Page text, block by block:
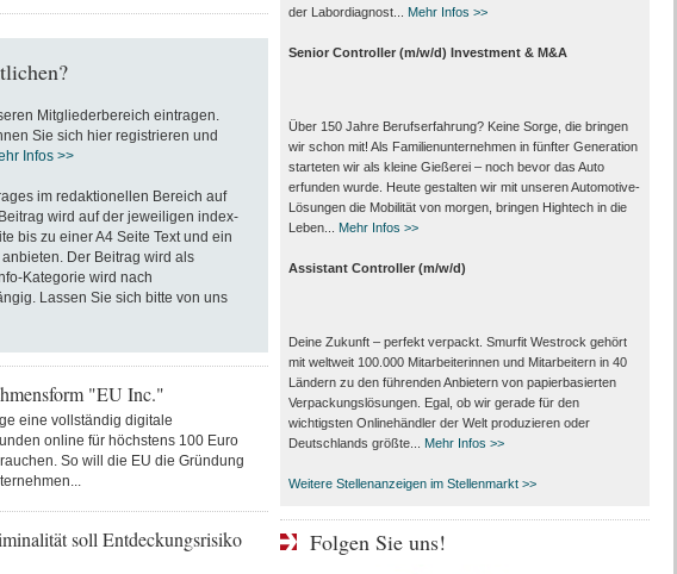
Mitgliederbereich eintragen.
Sie sich hier registrieren und
Infos >>
im redaktionellen Bereich auf
wird auf der jeweiligen index-
bis zu einer A4 Seite Text und ein
Der Beitrag wird als
Kategorie wird nach
Lassen Sie sich bitte von uns
"EU Inc."
eine vollständig digitale
online für höchstens 100 Euro
So will die EU die Gründung
soll Entdeckungsrisiko
der Labor­diagnost...
Mehr Infos >>
Senior Controller (m/w/d) Investment & M&A
Über 150 Jahre Berufserfahrung? Keine Sorge, die bringen
wir schon mit! Als Familienunternehmen in fünfter Generation
starteten wir als kleine Gießerei – noch bevor das Auto
erfunden wurde. Heute gestalten wir mit unseren Automotive-
Lösungen die Mobilität von morgen, bringen Hightech in die
Leben...
Mehr Infos >>
Assistant Controller (m/w/d)
Deine Zukunft – perfekt verpackt. Smurfit Westrock gehört
mit weltweit 100.000 Mitarbeiter­innen und Mitarbeitern in 40
Ländern zu den führenden Anbietern von papier­basierten
Verpackungs­lösungen. Egal, ob wir gerade für den
wichtigsten Onlinehändler der Welt produzieren oder
Deutschlands größte...
Mehr Infos >>
Weitere Stellenanzeigen im Stellenmarkt >>
Folgen Sie uns!